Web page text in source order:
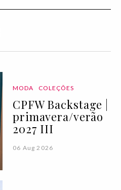
MODA COLEÇÕES
CPFW Backstage |
primavera/verão
2027 III
06 Aug 2026